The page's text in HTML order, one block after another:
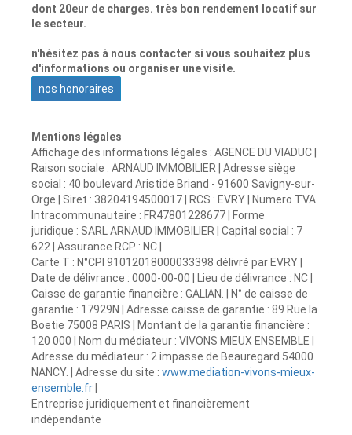
dont 20eur de charges. très bon rendement locatif sur
le secteur.
n'hésitez pas à nous contacter si vous souhaitez plus
d'informations ou organiser une visite.
nos honoraires
Mentions légales
Affichage des informations légales : AGENCE DU VIADUC |
Raison sociale : ARNAUD IMMOBILIER | Adresse siège
social : 40 boulevard Aristide Briand - 91600 Savigny-sur-
Orge | Siret : 38204194500017 | RCS : EVRY | Numero TVA
Intracommunautaire : FR47801228677 | Forme
juridique : SARL ARNAUD IMMOBILIER | Capital social : 7
622 | Assurance RCP : NC |
Carte T : N°CPI 91012018000033398 délivré par EVRY |
Date de délivrance : 0000-00-00 | Lieu de délivrance : NC |
Caisse de garantie financière : GALIAN. | N° de caisse de
garantie : 17929N | Adresse caisse de garantie : 89 Rue la
Boetie 75008 PARIS | Montant de la garantie financière :
120 000 | Nom du médiateur : VIVONS MIEUX ENSEMBLE |
Adresse du médiateur : 2 impasse de Beauregard 54000
NANCY. | Adresse du site : www.mediation-vivons-mieux-
ensemble.fr
Entreprise juridiquement et financièrement
indépendante